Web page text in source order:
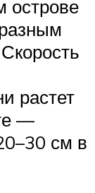
острове
растет
—
см в